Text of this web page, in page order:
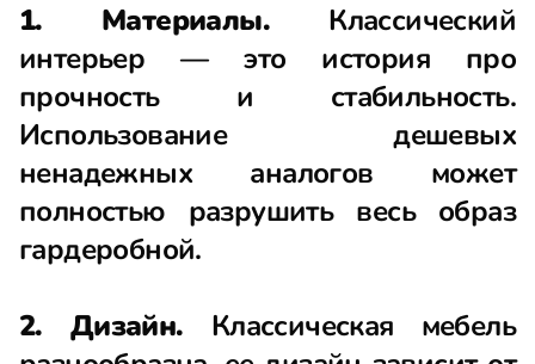
1. Материалы. Классический
интерьер — это история про
прочность и стабильность.
Использование дешевых
ненадежных аналогов может
полностью разрушить весь образ
гардеробной.
2. Дизайн. Классическая мебель